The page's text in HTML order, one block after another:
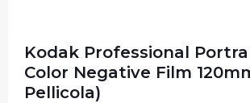
Kodak Professional
Color Negative Film
Pellicola)